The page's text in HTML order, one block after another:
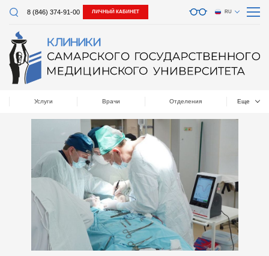
8 (846) 374-91-00 ЛИЧНЫЙ КАБИНЕТ RU
Услуги Врачи Отделения Еще